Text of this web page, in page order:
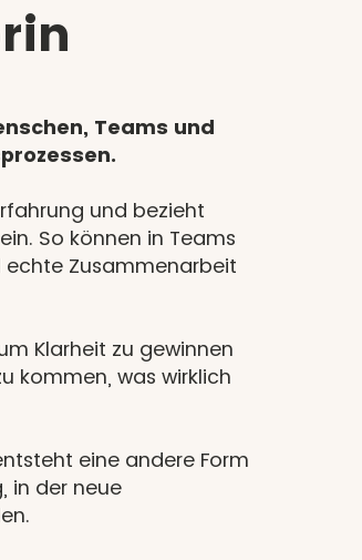
Teams und
und bezieht
So können in Teams
echte Zusammenarbeit
Klarheit zu gewinnen
kommen, was wirklich
eine andere Form
in der neue